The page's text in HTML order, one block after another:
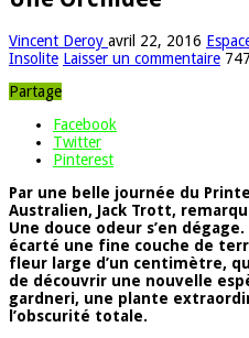
Vincent Deroy avril 22, 2016
Insolite Laisser un commentaire
Partage
Facebook
Twitter
Pinterest
Par une belle journée du
Australien, Jack Trott,
Une douce odeur s’en
écarté une fine couche de
fleur large d’un centimètre,
de découvrir une nouvelle
gardneri, une plante
l’obscurité totale.